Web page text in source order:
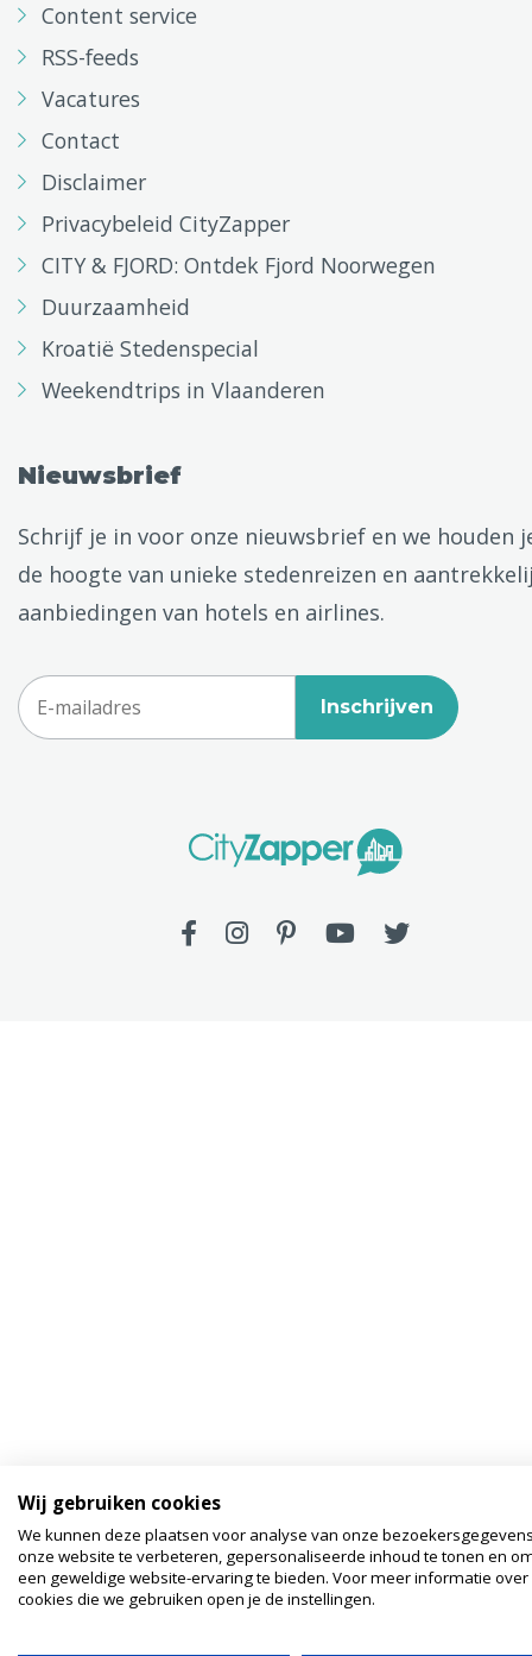
Content service
RSS-feeds
Vacatures
Contact
Disclaimer
Privacybeleid CityZapper
CITY & FJORD: Ontdek Fjord Noorwegen
Duurzaamheid
Kroatië Stedenspecial
Weekendtrips in Vlaanderen
Nieuwsbrief
Schrijf je in voor onze nieuwsbrief en we houden
de hoogte van unieke stedenreizen en
aanbiedingen van hotels en airlines.
Inschrijven
Wij gebruiken cookies
We kunnen deze plaatsen voor analyse van onze
onze website te verbeteren, gepersonaliseerde inhoud te tonen en
een geweldige website-ervaring te bieden. Voor meer informatie over
cookies die we gebruiken open je de instellingen.